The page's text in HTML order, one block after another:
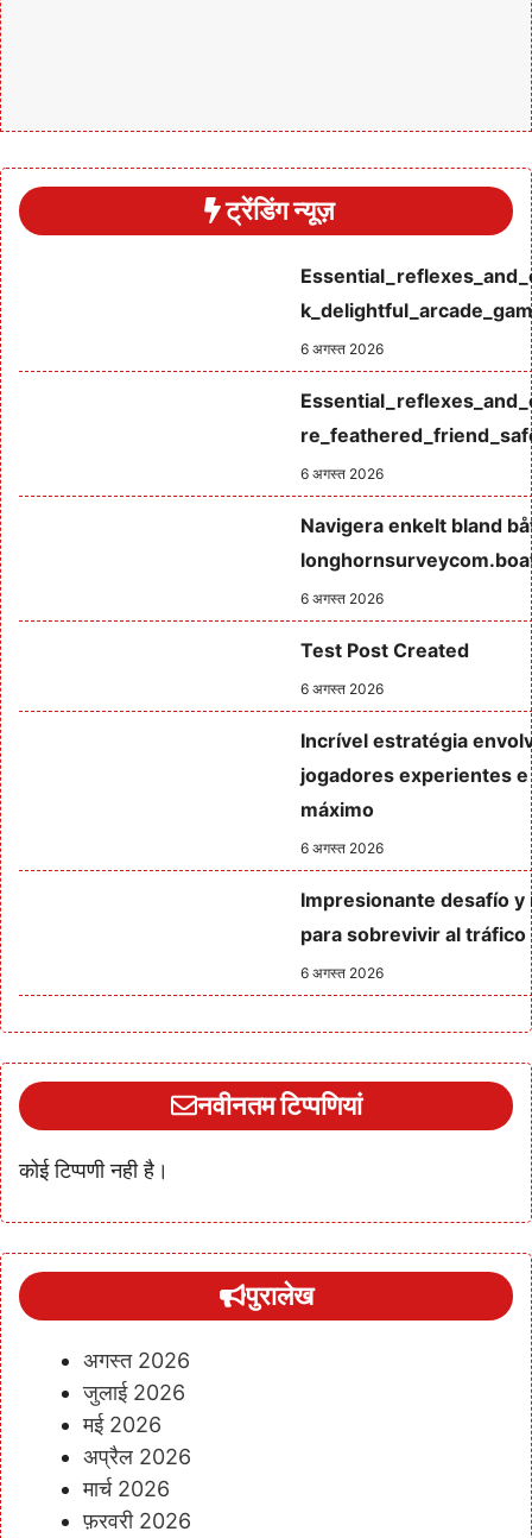
ट्रेंडिंग न्यूज़
6 अगस्त 2026
6 अगस्त 2026
Navigera enkelt bland
6 अगस्त 2026
Test Post Created
6 अगस्त 2026
Incrível estratégia
jogadores experientes
máximo
6 अगस्त 2026
Impresionante desafío
para sobrevivir al
6 अगस्त 2026
नवीनतम टिप्पणियां
कोई टिप्पणी नही है।
पुरालेख
अगस्त 2026
जुलाई 2026
मई 2026
अप्रैल 2026
मार्च 2026
फ़रवरी 2026